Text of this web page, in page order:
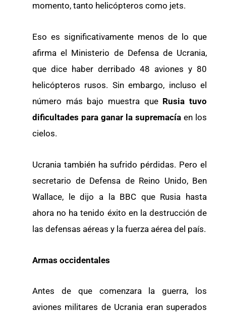
momento, tanto helicópteros como jets.
Eso es significativamente menos de lo que
afirma el Ministerio de Defensa de Ucrania,
que dice haber derribado 48 aviones y 80
helicópteros rusos. Sin embargo, incluso el
número más bajo muestra que Rusia tuvo
dificultades para ganar la supremacía en los
cielos.
Ucrania también ha sufrido pérdidas. Pero el
secretario de Defensa de Reino Unido, Ben
Wallace, le dijo a la BBC que Rusia hasta
ahora no ha tenido éxito en la destrucción de
las defensas aéreas y la fuerza aérea del país.
Armas occidentales
Antes de que comenzara la guerra, los
aviones militares de Ucrania eran superados